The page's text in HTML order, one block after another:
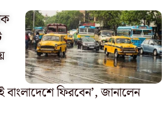
বাংলাদেশে ফিরবেন’, জানালেন